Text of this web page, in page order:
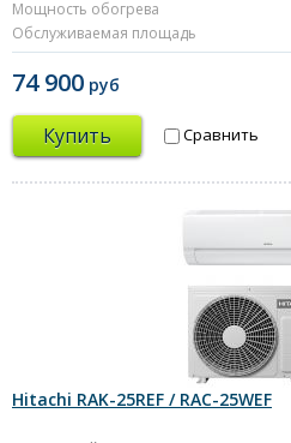
Мощность обогрева
Обслуживаемая площадь
74 900 руб
Купить Сравнить
Hitachi RAK-25REF / RAC-25WEF